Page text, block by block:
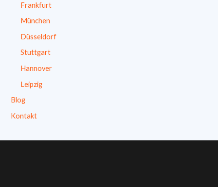
Frankfurt
München
Düsseldorf
Stuttgart
Hannover
Leipzig
Blog
Kontakt